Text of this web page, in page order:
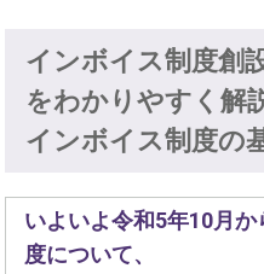
インボイス制度創
をわかりやすく解
インボイス制度の
いよいよ令和5年10月
度について、